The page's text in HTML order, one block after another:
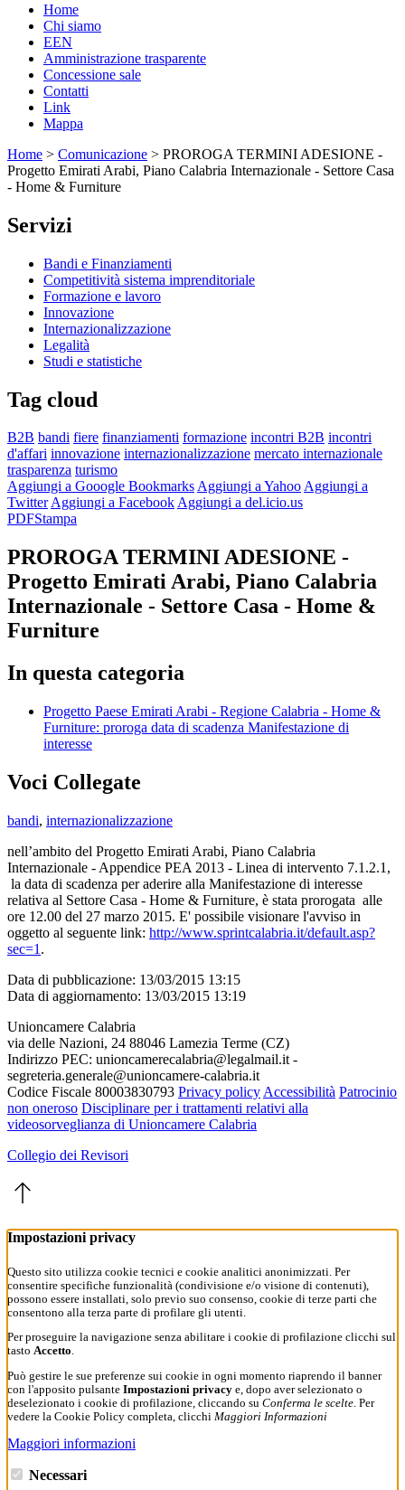
Home
Chi siamo
EEN
Amministrazione trasparente
Concessione sale
Contatti
Link
Mappa
Home > Comunicazione > PROROGA TERMINI ADESIONE -
Progetto Emirati Arabi, Piano Calabria Internazionale - Settore Casa
- Home & Furniture
Servizi
Bandi e Finanziamenti
Competitività sistema imprenditoriale
Formazione e lavoro
Innovazione
Internazionalizzazione
Legalità
Studi e statistiche
Tag cloud
B2B bandi fiere finanziamenti formazione incontri B2B incontri
d'affari innovazione internazionalizzazione mercato internazionale
trasparenza turismo
Aggiungi a Gooogle BookmarksAggiungi a YahooAggiungi a
TwitterAggiungi a FacebookAggiungi a del.icio.us
PDFStampa
PROROGA TERMINI ADESIONE -
Progetto Emirati Arabi, Piano Calabria
Internazionale - Settore Casa - Home &
Furniture
In questa categoria
Progetto Paese Emirati Arabi - Regione Calabria - Home &
Furniture: proroga data di scadenza Manifestazione di
interesse
Voci Collegate
bandi, internazionalizzazione
nell’ambito del Progetto Emirati Arabi, Piano Calabria
Internazionale - Appendice PEA 2013 - Linea di intervento 7.1.2.1,
la data di scadenza per aderire alla Manifestazione di interesse
relativa al Settore Casa - Home & Furniture, è stata prorogata alle
ore 12.00 del 27 marzo 2015. E' possibile visionare l'avviso in
oggetto al seguente link: http://www.sprintcalabria.it/default.asp?
sec=1 .
Data di pubblicazione: 13/03/2015 13:15
Data di aggiornamento: 13/03/2015 13:19
Unioncamere Calabria
via delle Nazioni, 24 88046 Lamezia Terme (CZ)
Indirizzo PEC: unioncamerecalabria@legalmail.it -
segreteria.generale@unioncamere-calabria.it
Codice Fiscale 80003830793 Privacy policy Accessibilità Patrocinio
non oneroso Disciplinare per i trattamenti relativi alla
videosorveglianza di Unioncamere Calabria
Collegio dei Revisori
Impostazioni privacy
Questo sito utilizza cookie tecnici e cookie analitici anonimizzati. Per
consentire specifiche funzionalità (condivisione e/o visione di contenuti),
possono essere installati, solo previo suo consenso, cookie di terze parti che
consentono alla terza parte di profilare gli utenti.
Per proseguire la navigazione senza abilitare i cookie di profilazione clicchi sul
tasto Accetto.
Può gestire le sue preferenze sui cookie in ogni momento riaprendo il banner
con l'apposito pulsante Impostazioni privacy e, dopo aver selezionato o
deselezionato i cookie di profilazione, cliccando su Conferma le scelte. Per
vedere la Cookie Policy completa, clicchi Maggiori Informazioni
Maggiori informazioni
Necessari